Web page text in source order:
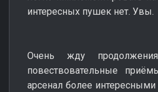
интересных пушек нет. Увы.
Очень жду
повествовательные
арсенал более